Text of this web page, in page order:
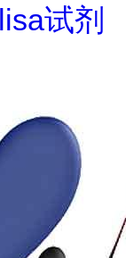
试剂